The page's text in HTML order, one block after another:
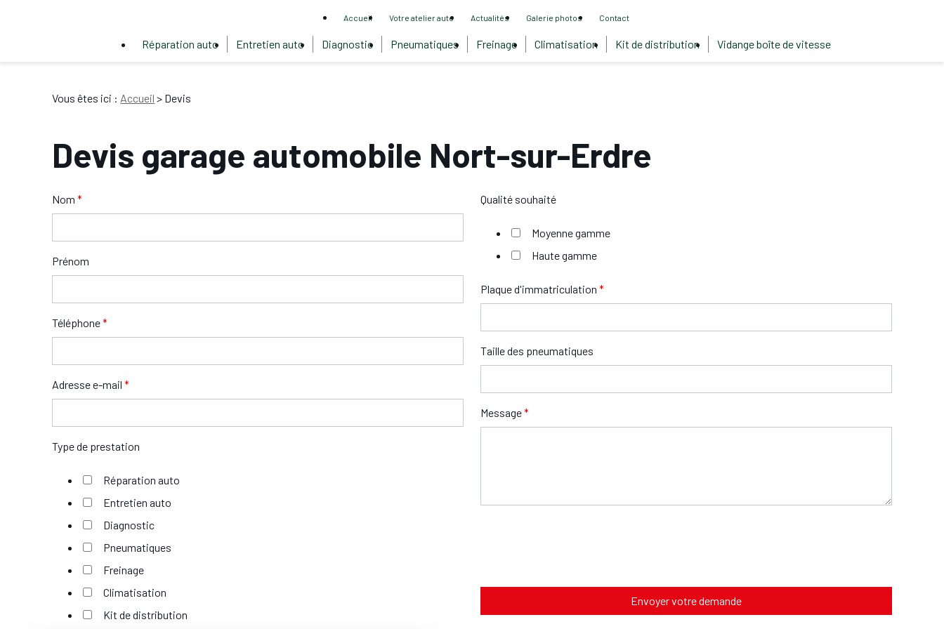
Accueil Votre atelier auto Actualités Galerie photos Contact
Réparation auto Entretien auto Diagnostic Pneumatiques Freinage Climatisation Kit de distribution Vidange boîte de vitesse
Vous êtes ici : Accueil > Devis
Devis garage automobile Nort-sur-Erdre
Nom*
Prénom
Téléphone*
Adresse e-mail*
Type de prestation
Réparation auto
Entretien auto
Diagnostic
Pneumatiques
Freinage
Climatisation
Kit de distribution
Qualité souhaité
Moyenne gamme
Haute gamme
Plaque d'immatriculation *
Taille des pneumatiques
Message*